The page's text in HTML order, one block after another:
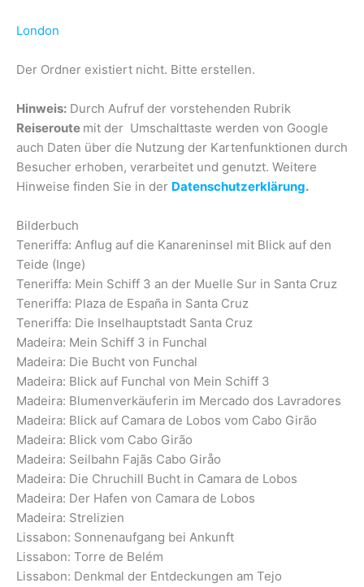
London
Der Ordner existiert nicht. Bitte erstellen.
Hinweis: Durch Aufruf der vorstehenden Rubrik
Reiseroute mit der Umschalttaste werden von Google
auch Daten über die Nutzung der Kartenfunktionen durch
Besucher erhoben, verarbeitet und genutzt. Weitere
Hinweise finden Sie in der Datenschutzerklärung.
Bilderbuch
Teneriffa: Anflug auf die Kanareninsel mit Blick auf den
Teide (Inge)
Teneriffa: Mein Schiff 3 an der Muelle Sur in Santa Cruz
Teneriffa: Plaza de España in Santa Cruz
Teneriffa: Die Inselhauptstadt Santa Cruz
Madeira: Mein Schiff 3 in Funchal
Madeira: Die Bucht von Funchal
Madeira: Blick auf Funchal von Mein Schiff 3
Madeira: Blumenverkäuferin im Mercado dos Lavradores
Madeira: Blick auf Camara de Lobos vom Cabo Girão
Madeira: Blick vom Cabo Girão
Madeira: Seilbahn Fajãs Cabo Giråo
Madeira: Die Chruchill Bucht in Camara de Lobos
Madeira: Der Hafen von Camara de Lobos
Madeira: Strelizien
Lissabon: Sonnenaufgang bei Ankunft
Lissabon: Torre de Belém
Lissabon: Denkmal der Entdeckungen am Tejo